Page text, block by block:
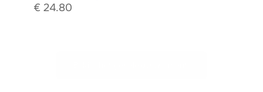
€ 24.80